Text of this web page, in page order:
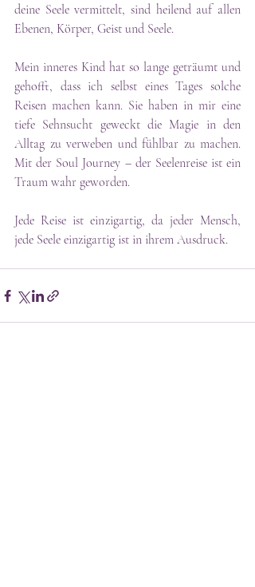
deine Seele vermittelt, sind heilend auf allen
Ebenen, Körper, Geist und Seele.
Mein inneres Kind hat so lange geträumt und
gehofft, dass ich selbst eines Tages solche
Reisen machen kann. Sie haben in mir eine
tiefe Sehnsucht geweckt die Magie in den
Alltag zu verweben und fühlbar zu machen.
Mit der Soul Journey – der Seelenreise ist ein
Traum wahr geworden.
Jede Reise ist einzigartig, da jeder Mensch,
jede Seele einzigartig ist in ihrem Ausdruck.